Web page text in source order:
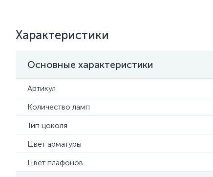
Характеристики
Основные характеристики
Артикул
Количество ламп
Тип цоколя
Цвет арматуры
Цвет плафонов